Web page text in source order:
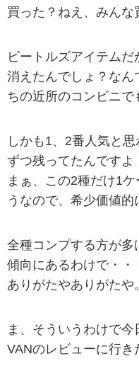
買った？ねえ、みんな
ビートルズアイテム
消えたんでしょ？なん
ちの近所のコンビニで
しかも1、2番人気と
ずつ残ってたんですよ
まぁ、この2種だけ1
うなので、希少価値的
全種コンプする方が多
傾向にあるわけで・・
ありがたやありがたや。
ま、そういうわけで
VANのレビューに行き